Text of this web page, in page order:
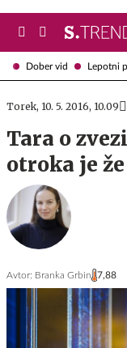
Dober vid Lepotni
Torek, 10. 5. 2016, 10.09
Tara o
otroka je
Avtor: Branka Grbin 7,88